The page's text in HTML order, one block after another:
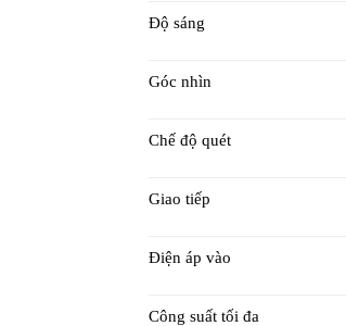
Độ sáng
Góc nhìn
Chế độ quét
Giao tiếp
Điện áp vào
Công suất tối đa